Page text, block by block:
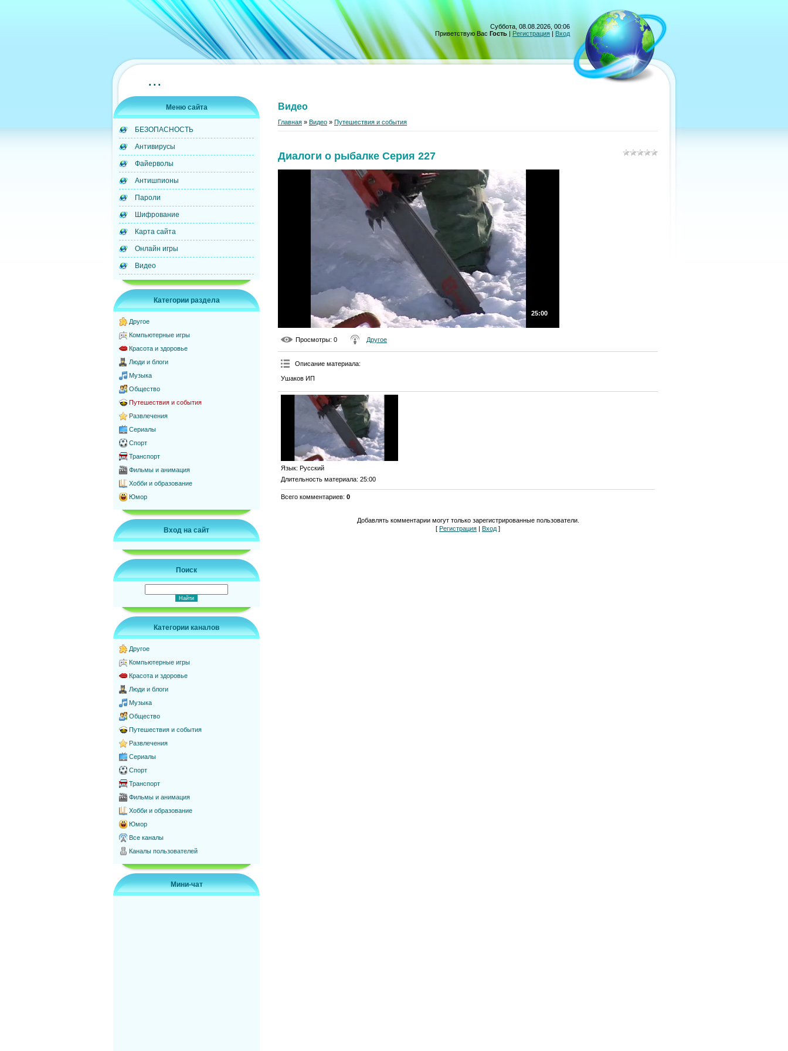
Суббота, 08.08.2026, 00:06
Приветствую Вас Гость | Регистрация | Вход
...
Меню сайта
БЕЗОПАСНОСТЬ
Антивирусы
Файерволы
Антишпионы
Пароли
Шифрование
Карта сайта
Онлайн игры
Видео
Категории раздела
Другое
Компьютерные игры
Красота и здоровье
Люди и блоги
Музыка
Общество
Путешествия и события
Развлечения
Сериалы
Спорт
Транспорт
Фильмы и анимация
Хобби и образование
Юмор
Вход на сайт
Поиск
Категории каналов
Другое
Компьютерные игры
Красота и здоровье
Люди и блоги
Музыка
Общество
Путешествия и события
Развлечения
Сериалы
Спорт
Транспорт
Фильмы и анимация
Хобби и образование
Юмор
Все каналы
Каналы пользователей
Мини-чат
Видео
Главная » Видео » Путешествия и события
Диалоги о рыбалке Серия 227
25:00
Просмотры: 0 Другое
Описание материала:
Ушаков ИП
Язык: Русский
Длительность материала: 25:00
Всего комментариев: 0
Добавлять комментарии могут только зарегистрированные пользователи.
[ Регистрация | Вход ]